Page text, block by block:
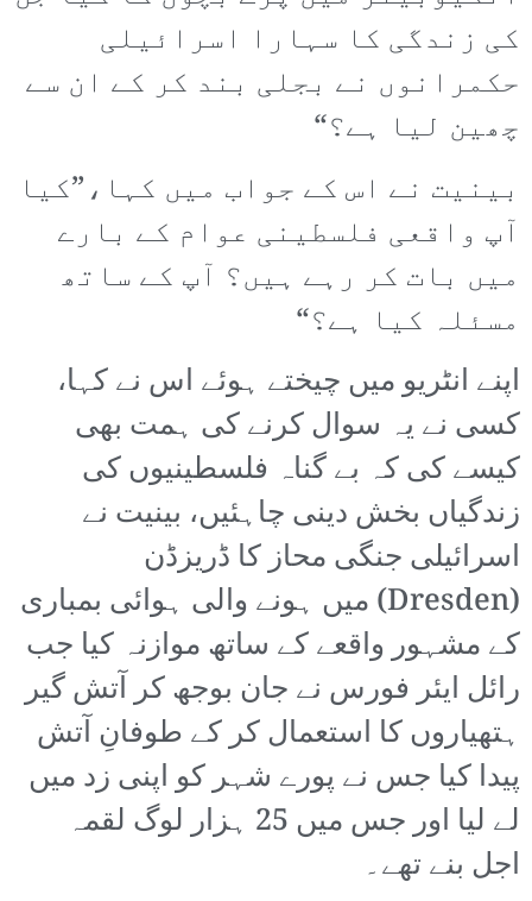
کی زندگی کا سہارا اسرائیلی
حکمرانوں نے بجلی بند کر کے ان سے
چھین لیا ہے؟“
بینیت نے اس کے جواب میں کہا،”کیا
آپ واقعی فلسطینی عوام کے بارے
میں بات کر رہے ہیں؟ آپ کے ساتھ
مسئلہ کیا ہے؟“
اپنے انٹریو میں چیختے ہوئے اس نے کہا،
کسی نے یہ سوال کرنے کی ہمت بھی
کیسے کی کہ بے گناہ فلسطینیوں کی
زندگیاں بخش دینی چاہئیں، بینیت نے
اسرائیلی جنگی محاز کا ڈریزڈن
(Dresden) میں ہونے والی ہوائی بمباری
کے مشہور واقعے کے ساتھ موازنہ کیا جب
رائل ایئر فورس نے جان بوجھ کر آتش گیر
ہتھیاروں کا استعمال کر کے طوفانِ آتش
پیدا کیا جس نے پورے شہر کو اپنی زد میں
لے لیا اور جس میں 25 ہزار لوگ لقمہ
اجل بنے تھے۔